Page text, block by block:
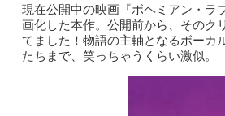
現在公開中の映画『ボヘミアン・ラ
画化した本作。公開前から、そのク
てました！物語の主軸となるボーカ
たちまで、笑っちゃうくらい激似。